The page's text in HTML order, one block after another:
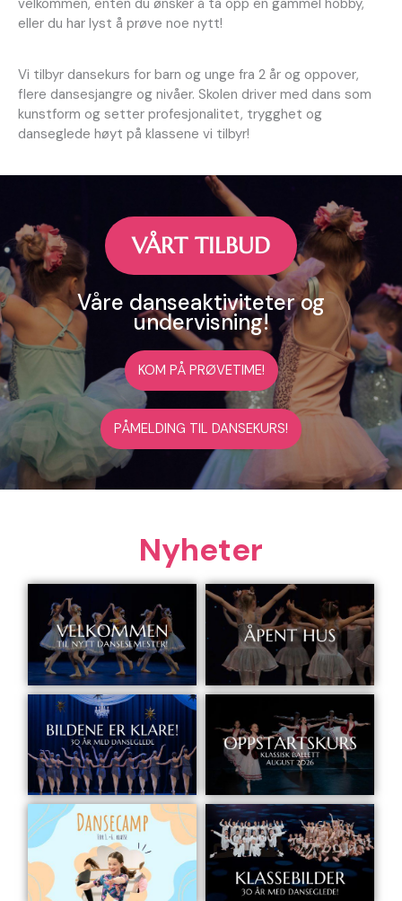
velkommen, enten du ønsker å ta opp en gammel hobby,
eller du har lyst å prøve noe nytt!
Vi tilbyr dansekurs for barn og unge fra 2 år og oppover,
flere dansesjangre og nivåer. Skolen driver med dans som
kunstform og setter profesjonalitet, trygghet og
danseglede høyt på klassene vi tilbyr!
VÅRT TILBUD
Våre danseaktiviteter og
undervisning!
KOM PÅ PRØVETIME!
PÅMELDING TIL DANSEKURS!
Nyheter